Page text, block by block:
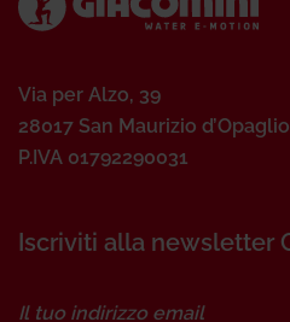
Via per Alzo, 39
28017 San Maurizio
P.IVA 01792290031
Iscriviti alla newsletter